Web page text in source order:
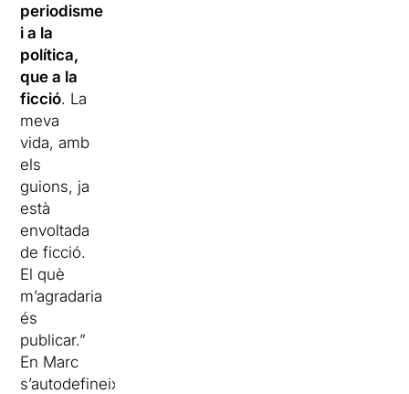
periodisme
i a la
política,
que a la
ficció. La
meva
vida, amb
els
guions, ja
està
envoltada
de ficció.
El què
m’agradaria
és
publicar.”
En Marc
s’autodefineix